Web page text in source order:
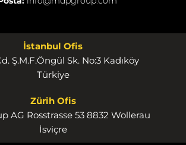
İstanbul Ofis
Ş.M.F.Öngül Sk. No:3 Kadıköy
Türkiye
Zürih Ofis
AG Rosstrasse 53 8832 Wollerau
İsviçre